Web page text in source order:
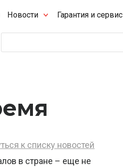
Новости Гарантия и сервис
к списку новостей
в стране – еще не